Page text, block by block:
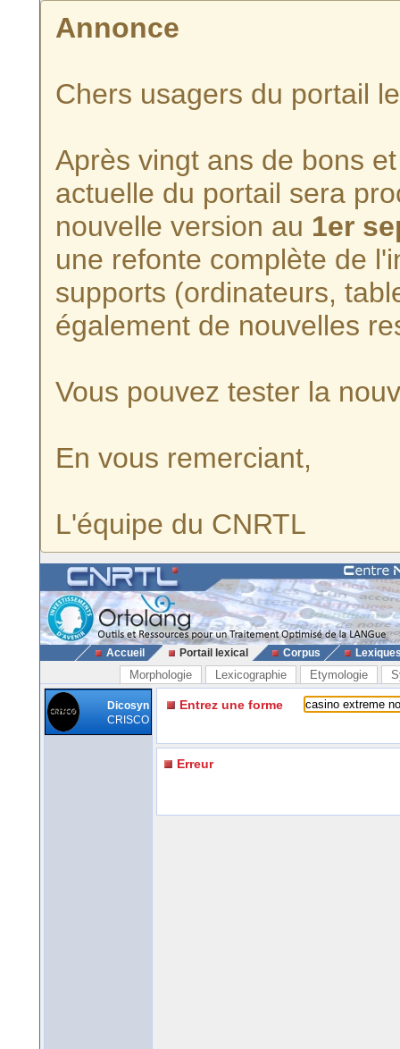
Annonce
Chers usagers du portail
Après vingt ans de bons
actuelle du portail sera
nouvelle version au 1er
une refonte complète de
supports (ordinateurs,
également de nouvelles
Vous pouvez tester la
En vous remerciant,
L'équipe du CNRTL
Accueil Portail lexical Corpus
Morphologie Lexicographie Etymologie
Dicosyn
CRISCO
Entrez une forme
Erreur